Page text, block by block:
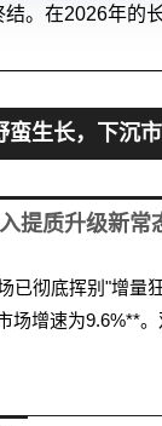
。在2026年的
蛮生长，下沉
提质升级新常
已彻底挥别"增量
场增速为9.6%**